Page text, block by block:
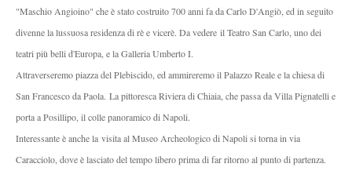
"Maschio Angioino" che è stato costruito 700 anni fa da Carlo D'Angiò, ed in seguito
divenne la lussuosa residenza di rè e vicerè. Da vedere il Teatro San Carlo, uno dei
teatri più belli d'Europa, e la Galleria Umberto I.
Attraverseremo piazza del Plebiscido, ed ammireremo il Palazzo Reale e la chiesa di
San Francesco da Paola. La pittoresca Riviera di Chiaia, che passa da Villa Pignatelli e
porta a Posillipo, il colle panoramico di Napoli.
Interessante è anche la visita al Museo Archeologico di Napoli si torna in via
Caracciolo, dove è lasciato del tempo libero prima di far ritorno al punto di partenza.